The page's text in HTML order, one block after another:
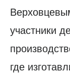
участники
где